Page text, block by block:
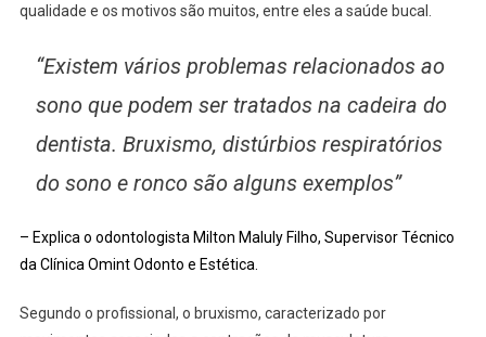
qualidade e os motivos são muitos, entre eles a saúde bucal.
“Existem vários problemas relacionados ao
sono que podem ser tratados na cadeira do
dentista. Bruxismo, distúrbios respiratórios
do sono e ronco são alguns exemplos”
– Explica o odontologista Milton Maluly Filho, Supervisor Técnico
da Clínica Omint Odonto e Estética.
Segundo o profissional, o bruxismo, caracterizado por